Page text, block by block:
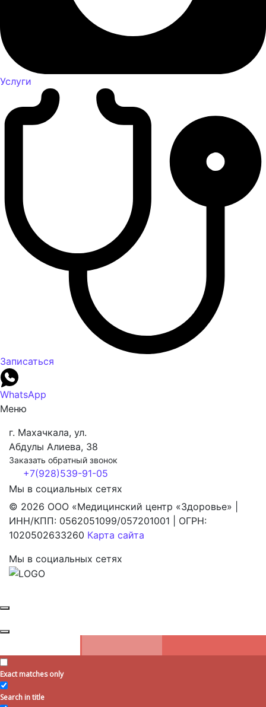
Услуги
Записаться
WhatsApp
Меню
г. Махачкала, ул.
Абдулы Алиева, 38
Заказать обратный звонок
+7(928)539-91-05
Мы в социальных сетях
© 2026 ООО «Медицинский центр «Здоровье»
ИНН/КПП: 0562051099/057201001
ОГРН:
1020502633260 Карта сайта
Мы в социальных сетях
Exact matches only
Search in title